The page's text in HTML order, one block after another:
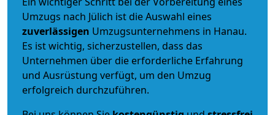
Umzugs nach Jülich ist die Auswahl eines
zuverlässigen Umzugsunternehmens in Hanau.
Es ist wichtig, sicherzustellen, dass das
Unternehmen über die erforderliche Erfahrung
und Ausrüstung verfügt, um den Umzug
erfolgreich durchzuführen.